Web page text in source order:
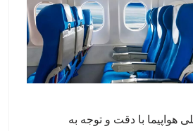
هواپیما با دقت و توجه به